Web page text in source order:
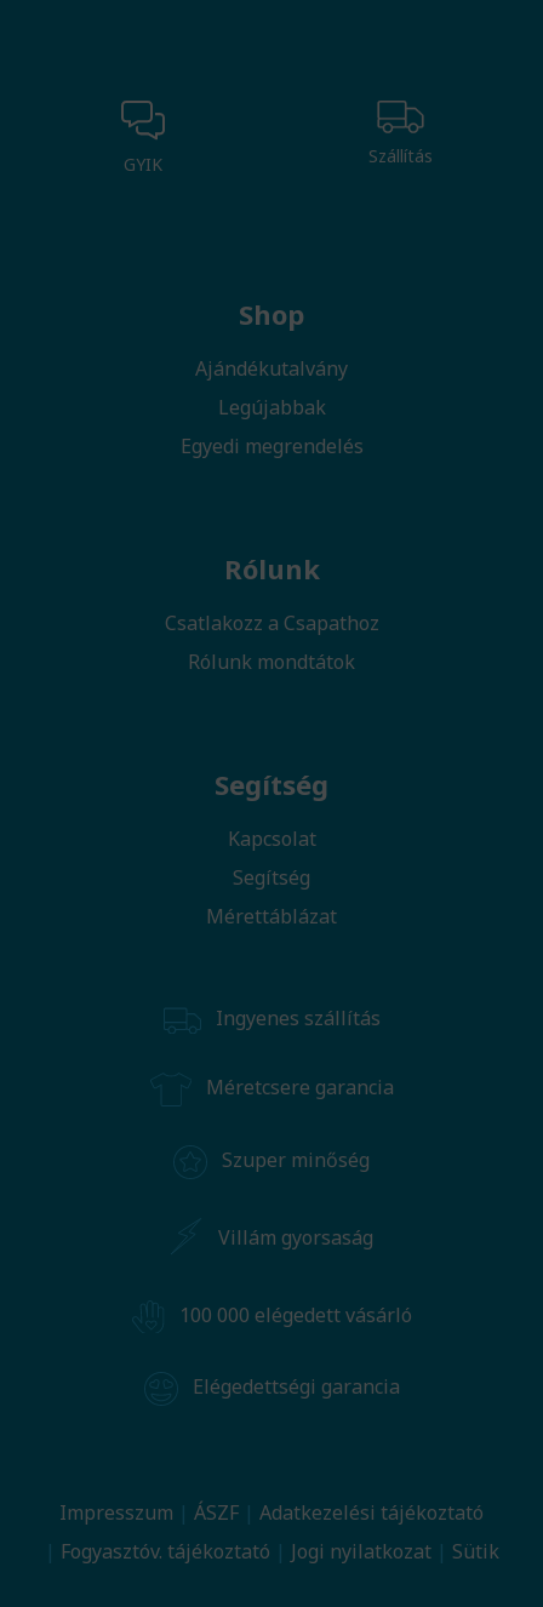
GYIK Szállítás
Shop
Ajándékutalvány
Legújabbak
Egyedi megrendelés
Rólunk
Csatlakozz a Csapathoz
Rólunk mondtátok
Segítség
Kapcsolat
Segítség
Mérettáblázat
Ingyenes szállítás
Méretcsere garancia
Szuper minőség
Villám gyorsaság
100 000 elégedett vásárló
Elégedettségi garancia
Impresszum ÁSZF
Adatkezelési tájékoztató
Fogyasztóv. tájékoztató
Jogi nyilatkozat Sütik